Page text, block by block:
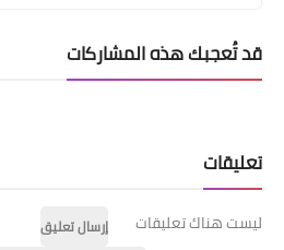
قد تُعجبك هذه المشاركات
تعليقات
ليست هناك تعليقات
إرسال تعليق